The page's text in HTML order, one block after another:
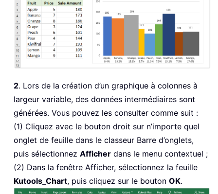
2. Lors de la création d’un graphique à colonnes à
largeur variable, des données intermédiaires sont
générées. Vous pouvez les consulter comme suit :
(1) Cliquez avec le bouton droit sur n’importe quel
onglet de feuille dans le classeur Barre d’onglets,
puis sélectionnez Afficher dans le menu contextuel ;
(2) Dans la fenêtre Afficher, sélectionnez la feuille
Kutools_Chart, puis cliquez sur le bouton OK.